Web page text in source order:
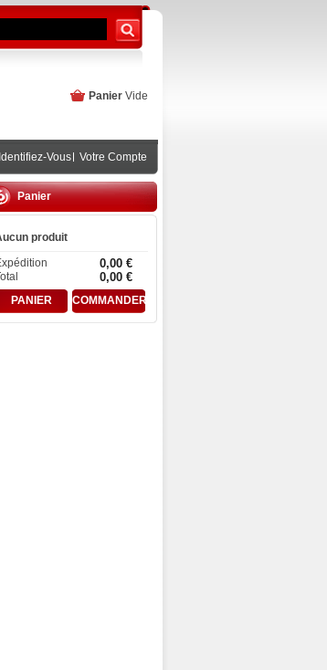
Panier Vide
Identifiez-Vous Votre Compte
Panier
produit
0,00 €
0,00 €
PANIER COMMANDER